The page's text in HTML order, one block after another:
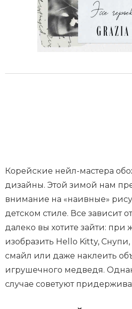
Корейские нейл-мастера
дизайны. Этой зимой нам
внимание на «наивные»
детском стиле. Все зависит
далеко вы хотите зайти:
изобразить Hello Kitty,
смайл или даже наклеить
игрушечного медведя.
случае советуют